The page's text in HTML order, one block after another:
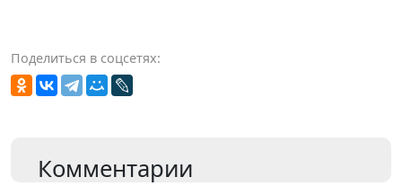
Поделиться в соцсетях:
Комментарии